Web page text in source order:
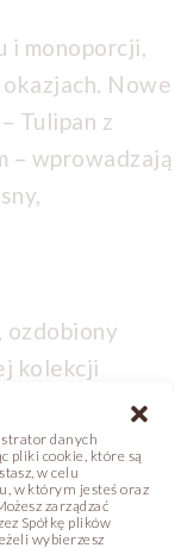
danych
pliki cookie, które są
w celu
w którym jesteś oraz
zarządzać
Spółkę plików
wybierzesz
i monoporcji,
Nowe
Tulipan z
– wprowadzają
ozdobiony
kolekcji
makaroniki
w Sercu”,
Idealny
liczy się